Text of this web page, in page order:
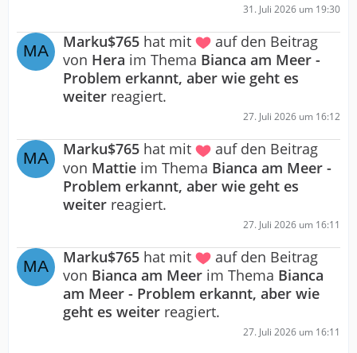
31. Juli 2026 um 19:30
Marku$765 hat mit
auf den Beitrag
von Hera im Thema Bianca am Meer -
Problem erkannt, aber wie geht es
weiter reagiert.
27. Juli 2026 um 16:12
Marku$765 hat mit
auf den Beitrag
von Mattie im Thema Bianca am Meer -
Problem erkannt, aber wie geht es
weiter reagiert.
27. Juli 2026 um 16:11
Marku$765 hat mit
auf den Beitrag
von Bianca am Meer im Thema Bianca
am Meer - Problem erkannt, aber wie
geht es weiter reagiert.
27. Juli 2026 um 16:11